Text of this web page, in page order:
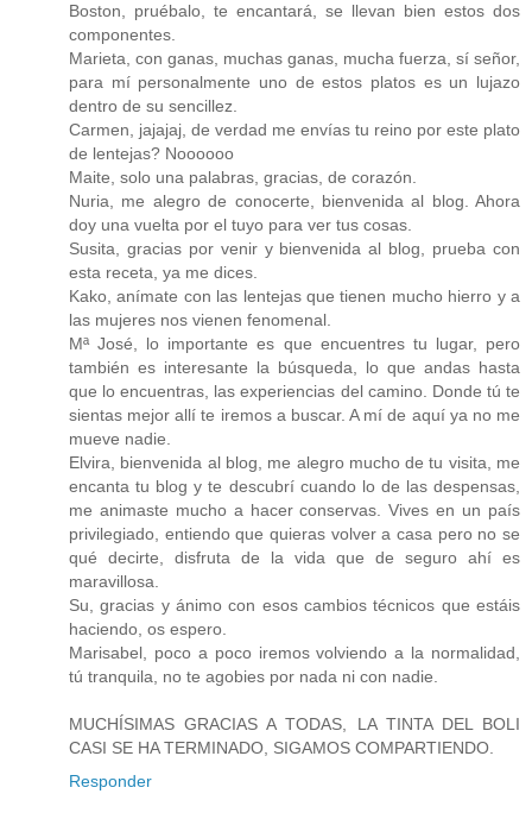
Boston, pruébalo, te encantará, se llevan bien estos dos
componentes.
Marieta, con ganas, muchas ganas, mucha fuerza, sí señor,
para mí personalmente uno de estos platos es un lujazo
dentro de su sencillez.
Carmen, jajajaj, de verdad me envías tu reino por este plato
de lentejas? Noooooo
Maite, solo una palabras, gracias, de corazón.
Nuria, me alegro de conocerte, bienvenida al blog. Ahora
doy una vuelta por el tuyo para ver tus cosas.
Susita, gracias por venir y bienvenida al blog, prueba con
esta receta, ya me dices.
Kako, anímate con las lentejas que tienen mucho hierro y a
las mujeres nos vienen fenomenal.
Mª José, lo importante es que encuentres tu lugar, pero
también es interesante la búsqueda, lo que andas hasta
que lo encuentras, las experiencias del camino. Donde tú te
sientas mejor allí te iremos a buscar. A mí de aquí ya no me
mueve nadie.
Elvira, bienvenida al blog, me alegro mucho de tu visita, me
encanta tu blog y te descubrí cuando lo de las despensas,
me animaste mucho a hacer conservas. Vives en un país
privilegiado, entiendo que quieras volver a casa pero no se
qué decirte, disfruta de la vida que de seguro ahí es
maravillosa.
Su, gracias y ánimo con esos cambios técnicos que estáis
haciendo, os espero.
Marisabel, poco a poco iremos volviendo a la normalidad,
tú tranquila, no te agobies por nada ni con nadie.
MUCHÍSIMAS GRACIAS A TODAS, LA TINTA DEL BOLI
CASI SE HA TERMINADO, SIGAMOS COMPARTIENDO.
Responder